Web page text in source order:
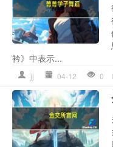
衿》中表示...
jj 04-12 0